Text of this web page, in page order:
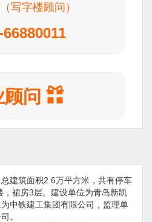
写字楼顾问）
66880011
问
建筑面积2.6万平方米，共有停车
裙房3层。建设单位为青岛新凯
中铁建工集团有限公司，监理单
。